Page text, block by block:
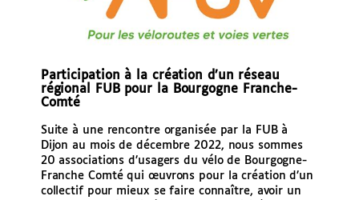
Participation à la création d’un réseau
régional FUB pour la Bourgogne Franche-
Comté
Suite à une rencontre organisée par la FUB à
Dijon au mois de décembre 2022, nous sommes
20 associations d’usagers du vélo de Bourgogne-
Franche Comté qui œuvrons pour la création d’un
collectif pour mieux se faire connaître, avoir un